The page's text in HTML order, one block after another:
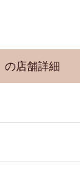
の店舗詳細